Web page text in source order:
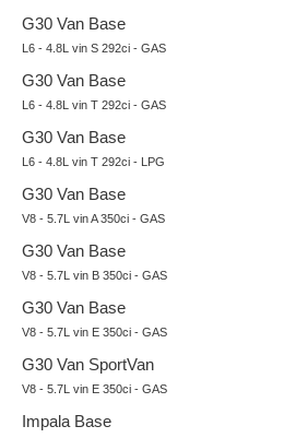
G30 Van Base
L6 - 4.8L vin S 292ci - GAS
G30 Van Base
L6 - 4.8L vin T 292ci - GAS
G30 Van Base
L6 - 4.8L vin T 292ci - LPG
G30 Van Base
V8 - 5.7L vin A 350ci - GAS
G30 Van Base
V8 - 5.7L vin B 350ci - GAS
G30 Van Base
V8 - 5.7L vin E 350ci - GAS
G30 Van SportVan
V8 - 5.7L vin E 350ci - GAS
Impala Base